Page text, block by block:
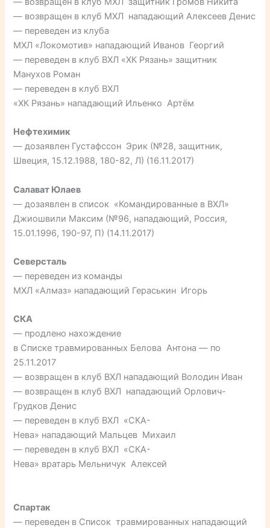
— возвращен в клуб МХЛ нападающий Алексеев Денис
— переведен из клуба
МХЛ «Локомотив» нападающий Иванов Георгий
— переведен в клуб ВХЛ «ХК Рязань» защитник
Манухов Роман
— переведен в клуб ВХЛ
«ХК Рязань» нападающий Ильенко Артём
Нефтехимик
— дозаявлен Густафссон Эрик (№28, защитник,
Швеция, 15.12.1988, 180-82, Л) (16.11.2017)
Салават Юлаев
— дозаявлен в список «Командированные в ВХЛ»
Джиошвили Максим (№96, нападающий, Россия,
15.01.1996, 190-97, П) (14.11.2017)
Северсталь
— переведен из команды
МХЛ «Алмаз» нападающий Гераськин Игорь
СКА
— продлено нахождение
в Списке травмированных Белова Антона — по
25.11.2017
— возвращен в клуб ВХЛ нападающий Володин Иван
— возвращен в клуб ВХЛ нападающий Орлович-
Грудков Денис
— переведен в клуб ВХЛ «СКА-
Нева» нападающий Мальцев Михаил
— переведен в клуб ВХЛ «СКА-
Нева» вратарь Мельничук Алексей
Спартак
— переведен в Список травмированных нападающий